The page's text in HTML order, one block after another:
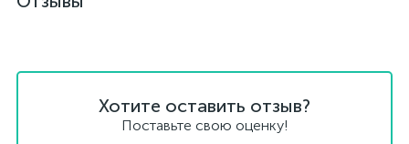
Хотите оставить отзыв?
Поставьте свою оценку!